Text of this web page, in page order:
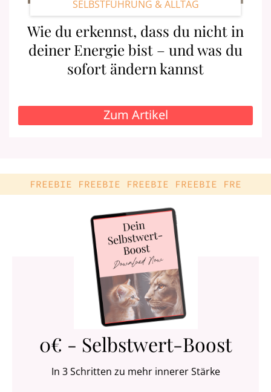
SELBSTFÜHRUNG & ALLTAG
Wie du erkennst, dass du nicht in
deiner Energie bist – und was du
sofort ändern kannst
Zum Artikel
FREEBIE FREEBIE FREEBIE FREEBIE FRE
0€ - Selbstwert-Boost
In 3 Schritten zu mehr innerer Stärke